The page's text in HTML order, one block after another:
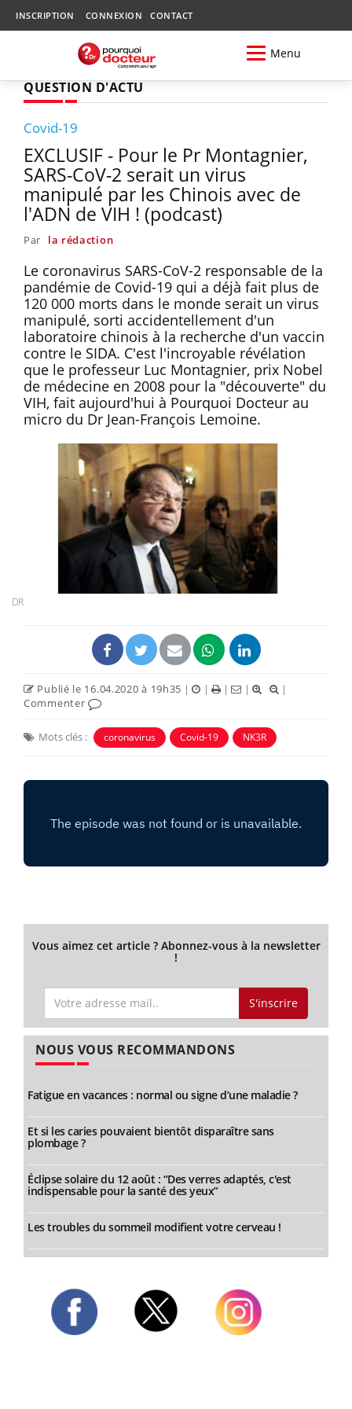
INSCRIPTION CONNEXION CONTACT
Menu
QUESTION D'ACTU
Covid-19
EXCLUSIF - Pour le Pr Montagnier,
SARS-CoV-2 serait un virus
manipulé par les Chinois avec de
l'ADN de VIH ! (podcast)
Par la rédaction
Le coronavirus SARS-CoV-2 responsable de la
pandémie de Covid-19 qui a déjà fait plus de
120 000 morts dans le monde serait un virus
manipulé, sorti accidentellement d'un
laboratoire chinois à la recherche d'un vaccin
contre le SIDA. C'est l'incroyable révélation
que le professeur Luc Montagnier, prix Nobel
de médecine en 2008 pour la "découverte" du
VIH, fait aujourd'hui à Pourquoi Docteur au
micro du Dr Jean-François Lemoine.
DR
Publié le 16.04.2020 à 19h35 | | | |
|
Commenter
Mots clés : coronavirus Covid-19 NK3R
Vous aimez cet article ? Abonnez-vous à la newsletter
!
S'inscrire
NOUS VOUS RECOMMANDONS
Fatigue en vacances : normal ou signe d’une maladie ?
Et si les caries pouvaient bientôt disparaître sans
plombage ?
Éclipse solaire du 12 août : “Des verres adaptés, c'est
indispensable pour la santé des yeux”
Les troubles du sommeil modifient votre cerveau !